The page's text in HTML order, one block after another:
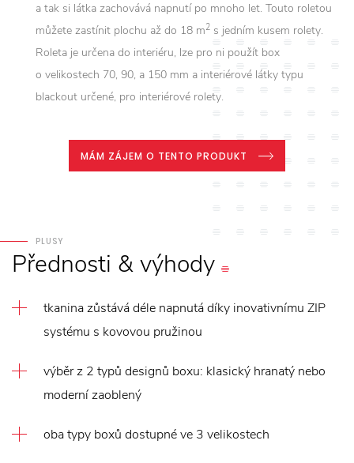
a tak si látka zachovává napnutí po mnoho let. Touto roletou
můžete zastínit plochu až do 18 m2 s jedním kusem rolety.
Roleta je určena do interiéru, lze pro ni použít box
o velikostech 70, 90, a 150 mm a interiérové látky typu
blackout určené, pro interiérové rolety.
MÁM ZÁJEM O TENTO PRODUKT
PLUSY
Přednosti &výhody
tkanina zůstává déle napnutá díky inovativnímu ZIP
systému s kovovou pružinou
výběr z 2 typů designů boxu: klasický hranatý nebo
moderní zaoblený
oba typy boxů dostupné ve 3 velikostech